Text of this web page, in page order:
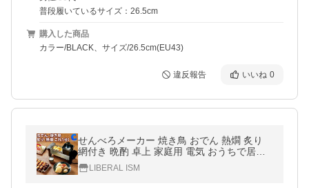
普段履いているサイズ：26.5cm
購入した商品
カラー/BLACK、サイズ/26.5cm(EU43)
違反報告 いいね 0
せんべろメーカー 焼き鳥 おでん 熱燗 炙り
網付き 晩酌 卓上 家庭用 電気 おうちで居酒
屋 KDGC-005B おもしろグッズ
LIBERAL ISM